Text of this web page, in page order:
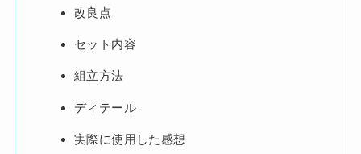
改良点
セット内容
組立方法
ディテール
実際に使用した感想